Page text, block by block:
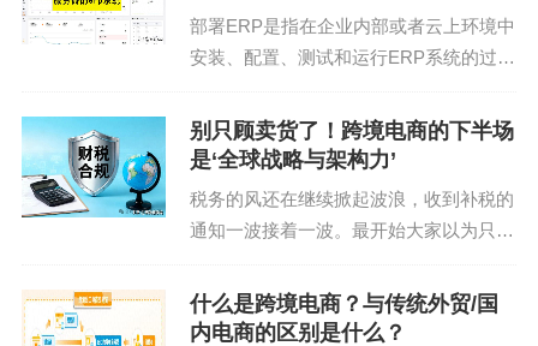
卖过玻璃制品的举手！别举了，我知道你们现在听
部署ERP是指在企业内部或者云上环境中
安装、配置、测试和运行ERP系统的过
具体情况，选择合适的部署方式，包括本
地部署和云部署。 本地部署是指将ERP
别只顾卖货了！跨境电商的下半场
是‘全球战略与架构力’
税务的风还在继续掀起波浪，收到补税的
通知一波接着一波。最开始大家以为只是
抽薪式的严打，跨境业务更核心的问题在
被灵魂拷问着：合规之后，我们的跨境业
什么是跨境电商？与传统外贸/国
内电商的区别是什么？